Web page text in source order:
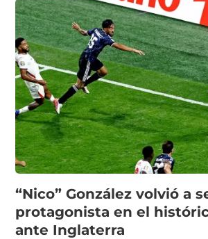
“Nico” González volvió a
protagonista en el
ante Inglaterra